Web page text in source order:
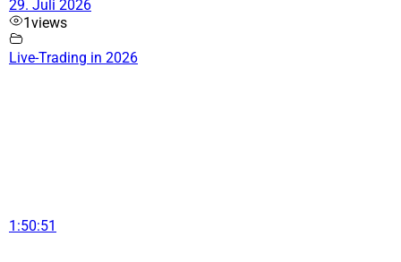
29. Juli 2026
1views
Live-Trading in 2026
1:50:51